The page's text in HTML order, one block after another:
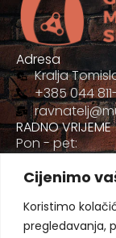
Cijenimo
Koristimo
pregledavanja,
Adresa
Kralja
+385 044 811-
RADNO VRIJEME
Pon - pet:
Sub